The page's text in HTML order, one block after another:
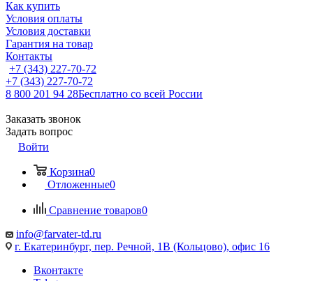
Как купить
Условия оплаты
Условия доставки
Гарантия на товар
Контакты
+7 (343) 227-70-72
+7 (343) 227-70-72
8 800 201 94 28Бесплатно со всей России
Заказать звонок
Задать вопрос
Войти
Корзина0
Отложенные0
Сравнение товаров0
info@farvater-td.ru
г. Екатеринбург, пер. Речной, 1В (Кольцово), офис 16
Вконтакте